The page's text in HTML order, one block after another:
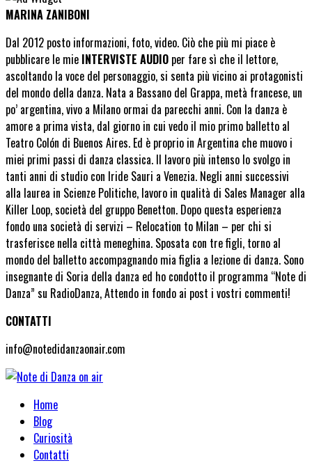
MARINA ZANIBONI
Dal 2012 posto informazioni, foto, video. Ciò che più mi piace è
pubblicare le mie INTERVISTE AUDIO per fare sì che il lettore,
ascoltando la voce del personaggio, si senta più vicino ai protagonisti
del mondo della danza. Nata a Bassano del Grappa, metà francese, un
po’ argentina, vivo a Milano ormai da parecchi anni. Con la danza è
amore a prima vista, dal giorno in cui vedo il mio primo balletto al
Teatro Colón di Buenos Aires. Ed è proprio in Argentina che muovo i
miei primi passi di danza classica. Il lavoro più intenso lo svolgo in
tanti anni di studio con Iride Sauri a Venezia. Negli anni successivi
alla laurea in Scienze Politiche, lavoro in qualità di Sales Manager alla
Killer Loop, società del gruppo Benetton. Dopo questa esperienza
fondo una società di servizi – Relocation to Milan – per chi si
trasferisce nella città meneghina. Sposata con tre figli, torno al
mondo del balletto accompagnando mia figlia a lezione di danza. Sono
insegnante di Soria della danza ed ho condotto il programma “Note di
Danza” su RadioDanza, Attendo in fondo ai post i vostri commenti!
CONTATTI
info@notedidanzaonair.com
Home
Blog
Curiosità
Contatti